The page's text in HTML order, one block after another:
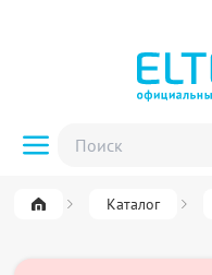
Каталог